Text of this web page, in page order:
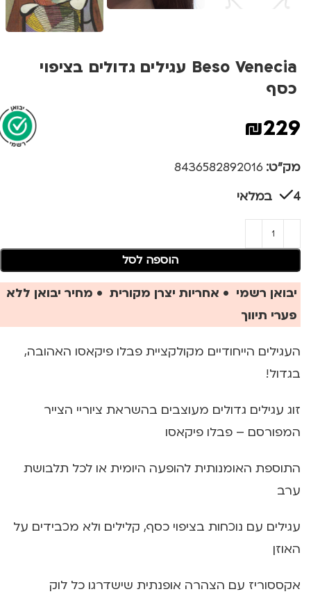
Beso Venecia עגילים גדולים בציפוי
כסף
₪229
מק"ט: 8436582892016
4 במלאי
הוספה לסל
יבואן רשמי • אחריות יצרן מקורית • מחיר יבואן ללא
פערי תיווך
העגילים הייחודיים מקולקציית פבלו פיקאסו האהובה,
בגדול!
זוג עגילים גדולים מעוצבים בהשראת ציוריי הצייר
המפורסם – פבלו פיקאסו
התוספת האומנותית להופעה היומית או לכל תלבושת
ערב
עגילים עם נוכחות בציפוי כסף, קלילים ולא מכבידים על
האוזן
אקססוריז עם הצהרה אופנתית שישדרגו כל לוק